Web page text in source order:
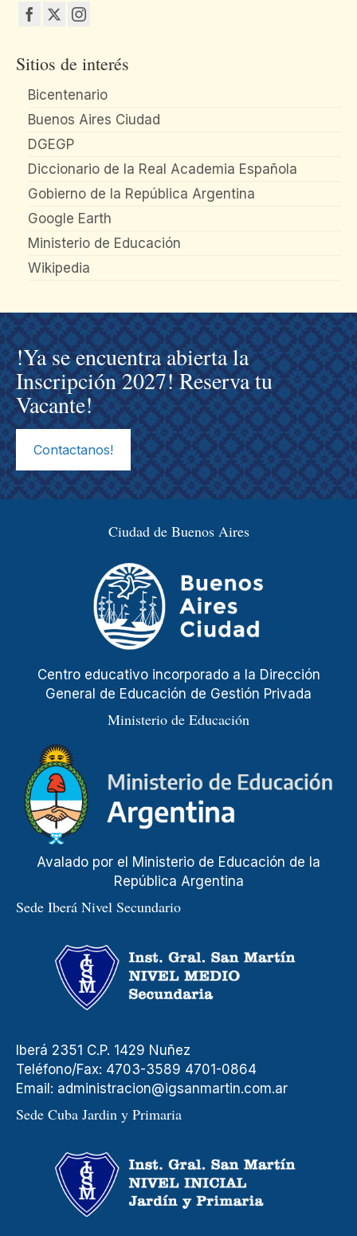
Sitios de interés
Bicentenario
Buenos Aires Ciudad
DGEGP
Diccionario de la Real Academia Española
Gobierno de la República Argentina
Google Earth
Ministerio de Educación
Wikipedia
!Ya se encuentra abierta la
Inscripción 2027! Reserva tu
Vacante!
Contactanos!
Ciudad de Buenos Aires
Centro educativo incorporado a la Dirección
General de Educación de Gestión Privada
Ministerio de Educación
Avalado por el Ministerio de Educación de la
República Argentina
Sede Iberá Nivel Secundario
Iberá 2351 C.P. 1429 Nuñez
Teléfono/Fax: 4703-3589 4701-0864
Email: administracion@igsanmartin.com.ar
Sede Cuba Jardin y Primaria